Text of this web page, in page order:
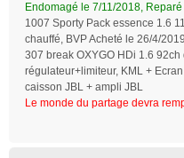
Endomagé le 7/11/2018,
1007 Sporty Pack essence 1.6
chauffé, BVP Acheté le 26/4/2019
307 break OXYGO HDi 1.6 92ch
régulateur+limiteur, KML +
caisson JBL + ampli JBL
Le monde du partage devra